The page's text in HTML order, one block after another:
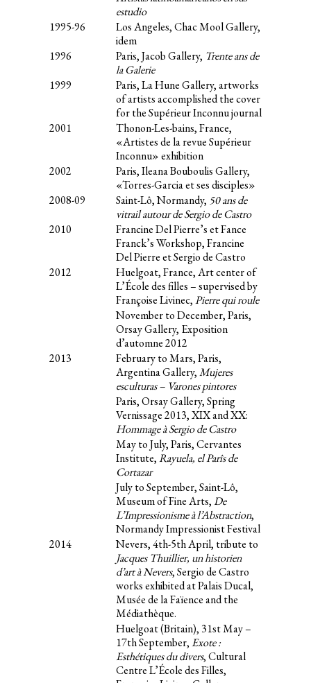
estudio
1995-96
Los Angeles, Chac Mool Gallery,
idem
1996
Paris, Jacob Gallery, Trente ans de
la Galerie
1999
Paris, La Hune Gallery, artworks
of artists accomplished the cover
for the Supérieur Inconnu journal
2001
Thonon-Les-bains, France,
«Artistes de la revue Supérieur
Inconnu» exhibition
2002
Paris, Ileana Bouboulis Gallery,
«Torres-Garcia et ses disciples»
2008-09
Saint-Lô, Normandy, 50 ans de
vitrail autour de Sergio de Castro
2010
Francine Del Pierre’s et Fance
Franck’s Workshop, Francine
Del Pierre et Sergio de Castro
2012
Huelgoat, France, Art center of
L’École des filles – supervised by
Françoise Livinec,Pierre qui roule
November to December, Paris,
Orsay Gallery, Exposition
d’automne 2012
2013
February to Mars, Paris,
Argentina Gallery,Mujeres
esculturas – Varones pintores
Paris, Orsay Gallery, Spring
Vernissage 2013, XIX and XX:
Hommage à Sergio de Castro
May to July, Paris, Cervantes
Institute,Rayuela, el Parîs de
Cortazar
July to September, Saint-Lô,
Museum of Fine Arts,De
L’Impressionisme à l’Abstraction,
Normandy Impressionist Festival
2014
Nevers, 4th-5th April, tribute to
Jacques Thuillier, un historien
d’art à Nevers, Sergio de Castro
works exhibited at Palais Ducal,
Musée de la Faïence and the
Médiathèque.
Huelgoat (Britain), 31st May –
17th September, Exote :
Esthétiques du divers, Cultural
Centre L’École des Filles,